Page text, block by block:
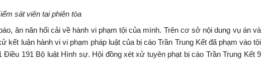
sát viên tại phiên tòa
ăn năn hối cải về hành vi phạm tội của mình. Trên cơ sở nội dung vụ án và
luận hành vi vi phạm pháp luật của bị cáo Trần Trung Kết đã phạm vào tội
191 Bộ luật Hình sự. Hội đồng xét xử tuyên phạt bị cáo Trần Trung Kết 9